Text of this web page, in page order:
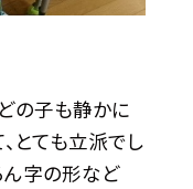
どの子も静かに
とても立派でし
ん字の形など